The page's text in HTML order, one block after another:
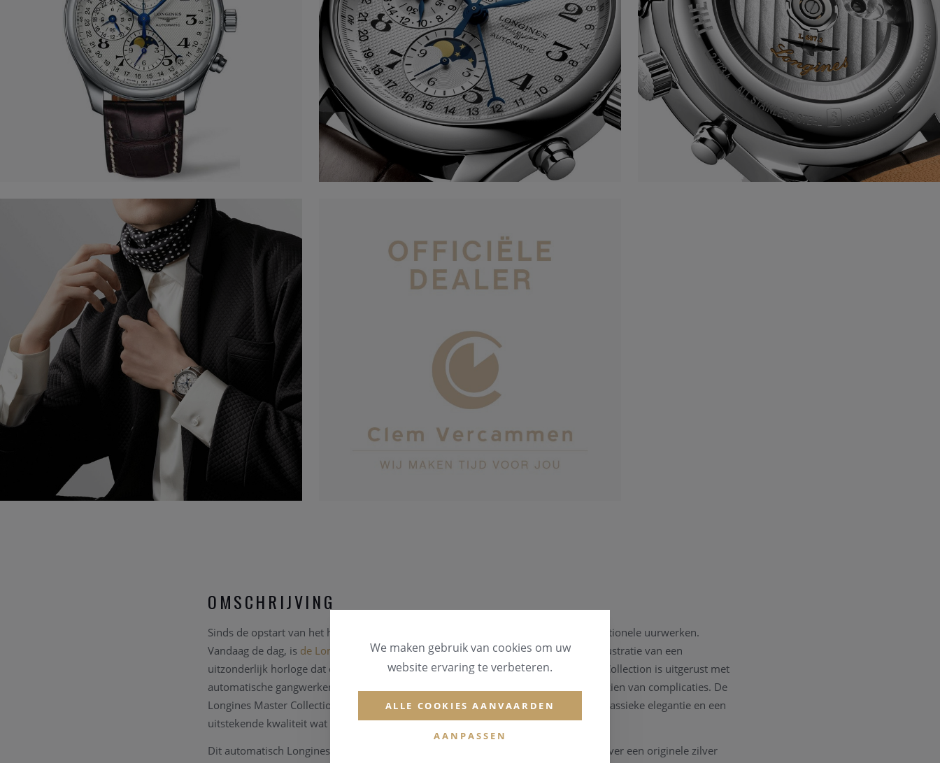
OMSCHRIJVING
Sinds de opstart van het horloge bedrijf produceert
uitzonderlijke en traditionele uurwerken.
Vandaag de dag, is de Longines Master Collection, gebouwd in 2005, de perfecte illustratie van een
uitzonderlijk horloge dat de traditie van Longines trouw blijft. De volledige Master Collection is uitgerust met
automatische gangwerken, met een eenvoudig gangwerk, of met gangwerken voorzien van complicaties. De
Longines Master Collection brengt een mooie mix en perfect evenwicht tussen de klassieke elegantie en een
uitstekende kwaliteit wat door de eigenaar van dit model wordt gewaardeerd.
Dit automatisch Longines heren horloge met de referentie
beschikt over een originele zilver
We maken gebruik van cookies om uw
website ervaring te verbeteren.
ALLE COOKIES AANVAARDEN
AANPASSEN